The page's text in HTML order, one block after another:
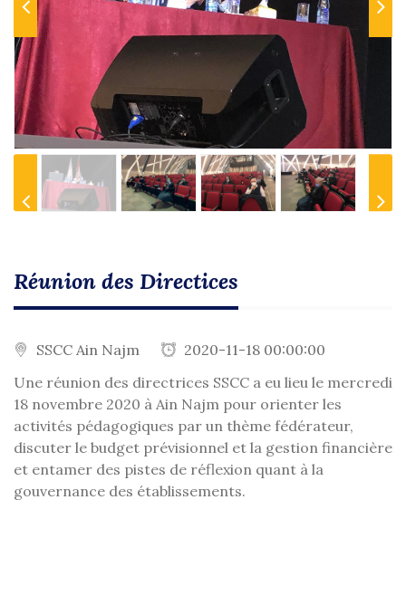
Previous
Réunion des Directices
SSCC Ain Najm
2020-11-18 00:00:00
Une réunion des directrices SSCC a eu lieu le mercredi
18 novembre 2020 à Ain Najm pour orienter les
activités pédagogiques par un thème fédérateur,
discuter le budget prévisionnel et la gestion financière
et entamer des pistes de réflexion quant à la
gouvernance des établissements.